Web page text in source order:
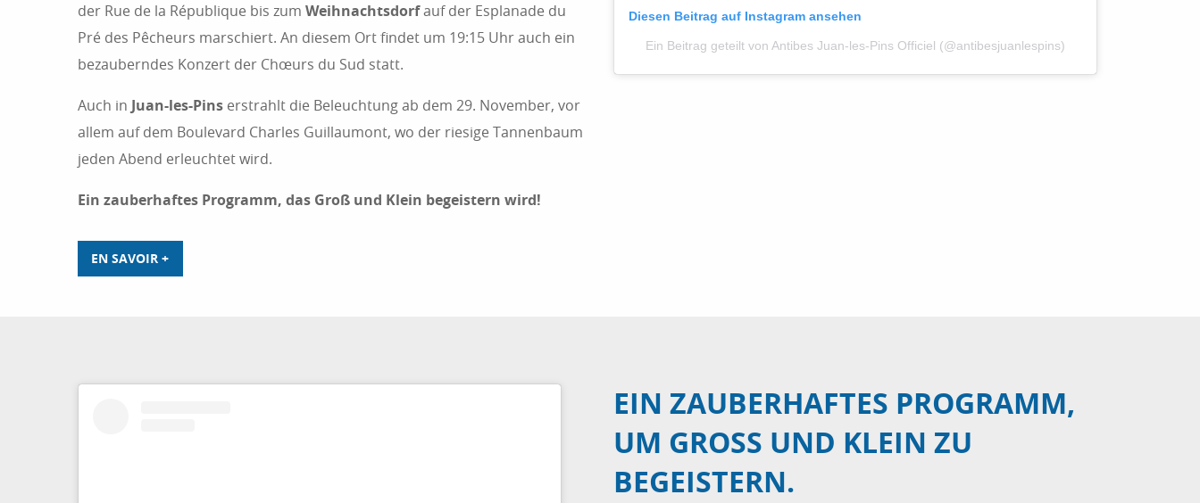
der Rue de la République bis zum Weihnachtsdorfauf der Esplanade du
Pré des Pêcheurs marschiert. An diesem Ort findet um 19:15 Uhr auch ein
bezauberndes Konzert der Chœurs du Sud statt.
Auch in Juan-les-Pins erstrahlt die Beleuchtung ab dem 29. November, vor
allem auf dem Boulevard Charles Guillaumont, wo der riesige Tannenbaum
jeden Abend erleuchtet wird.
Ein zauberhaftes Programm, das Groß und Klein begeistern wird!
EN SAVOIR +
Diesen Beitrag auf Instagram ansehen
Ein Beitrag geteilt von Antibes Juan-les-Pins Officiel (@antibesjuanlespins)
EIN ZAUBERHAFTES PROGRAMM,
UM GROSS UND KLEIN ZU B
EGEISTERN.